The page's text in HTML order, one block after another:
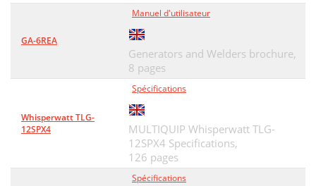
GA-6REA
Manuel d'utilisateur
Generators and Welders brochure,
8 pages
Whisperwatt TLG-
12SPX4
Spécifications
MULTIQUIP Whisperwatt TLG-
12SPX4 Specifications,
126 pages
Spécifications